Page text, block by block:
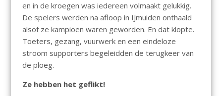
en in de kroegen was iedereen volmaakt gelukkig.
De spelers werden na afloop in IJmuiden onthaald
alsof ze kampioen waren geworden. En dat klopte.
Toeters, gezang, vuurwerk en een eindeloze
stroom supporters begeleidden de terugkeer van
de ploeg.
Ze hebben het geflikt!